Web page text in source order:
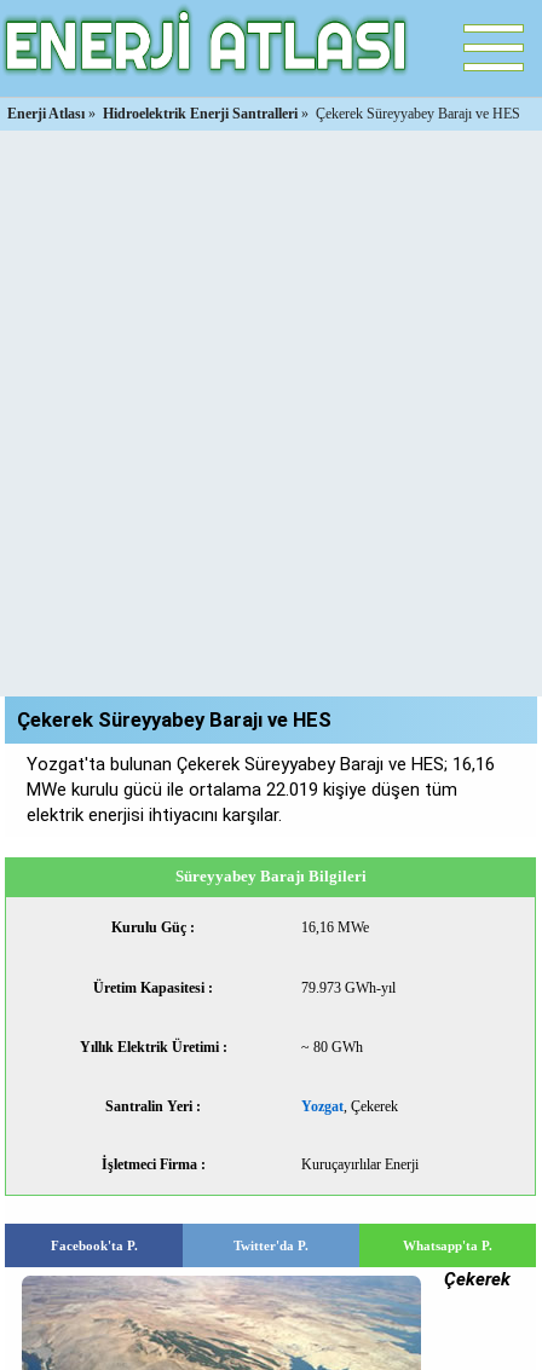
Enerji Atlası » Hidroelektrik Enerji Santralleri » Çekerek Süreyyabey Barajı ve HES
Çekerek Süreyyabey Barajı ve HES
Yozgat'ta bulunan Çekerek Süreyyabey Barajı ve HES; 16,16
MWe kurulu gücü ile ortalama 22.019 kişiye düşen tüm
elektrik enerjisi ihtiyacını karşılar.
Süreyyabey Barajı Bilgileri
Kurulu Güç : 16,16 MWe
Üretim Kapasitesi : 79.973 GWh-yıl
Yıllık Elektrik Üretimi : ~ 80 GWh
Santralin Yeri : Yozgat, Çekerek
İşletmeci Firma : Kuruçayırlılar Enerji
Facebook'ta P. Twitter'da P. Whatsapp'ta P.
Çekerek